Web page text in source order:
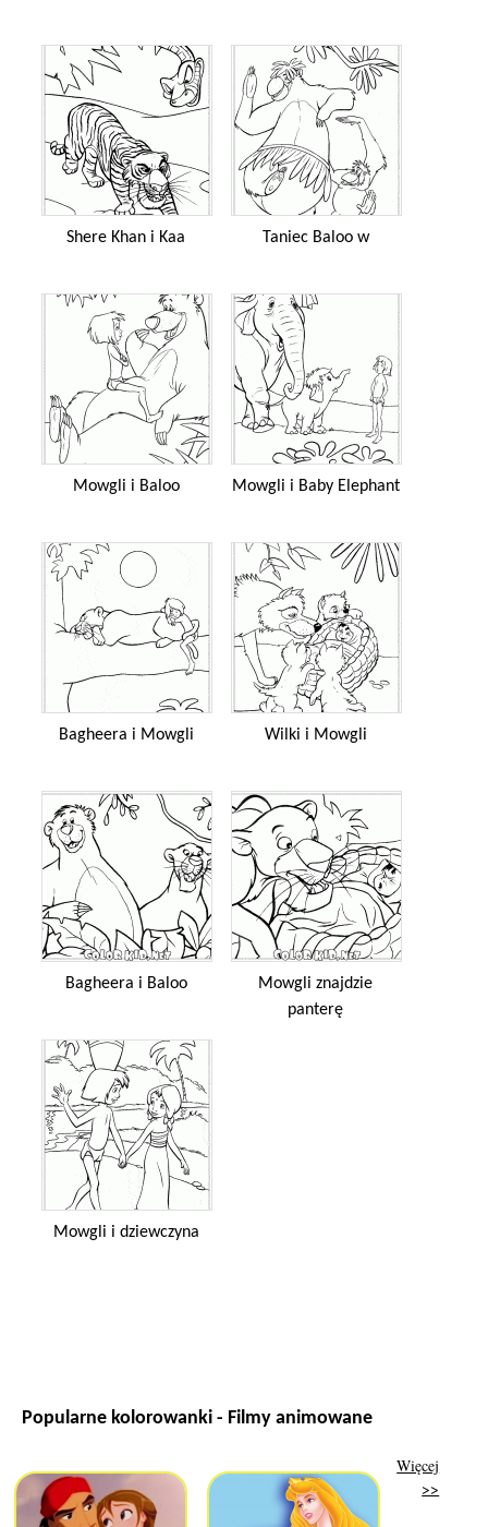
Shere Khan i Kaa Taniec Baloo w
Mowgli i Baloo Mowgli i Baby Elephant
Bagheera i Mowgli Wilki i Mowgli
Bagheera i Baloo
Mowgli znajdzie
panterę
Mowgli i dziewczyna
Popularne kolorowanki - Filmy animowane
Więcej
>>